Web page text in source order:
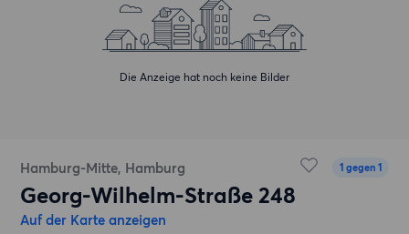
Die Anzeige hat noch keine Bilder
Hamburg-Mitte, Hamburg 1 gegen 1
Georg-Wilhelm-Straße 248
Auf der Karte anzeigen